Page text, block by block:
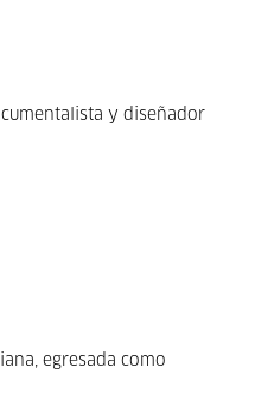
y diseñador
egresada como